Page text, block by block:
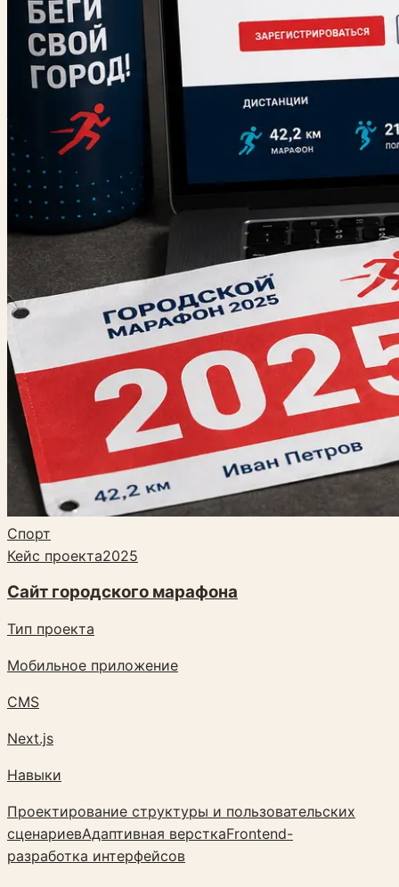
Спорт
Кейс проекта2025
Сайт городского марафона
Тип проекта
Мобильное приложение
CMS
Next.js
Навыки
Проектирование структуры и пользовательских
сценариевАдаптивная версткаFrontend-
разработка интерфейсов